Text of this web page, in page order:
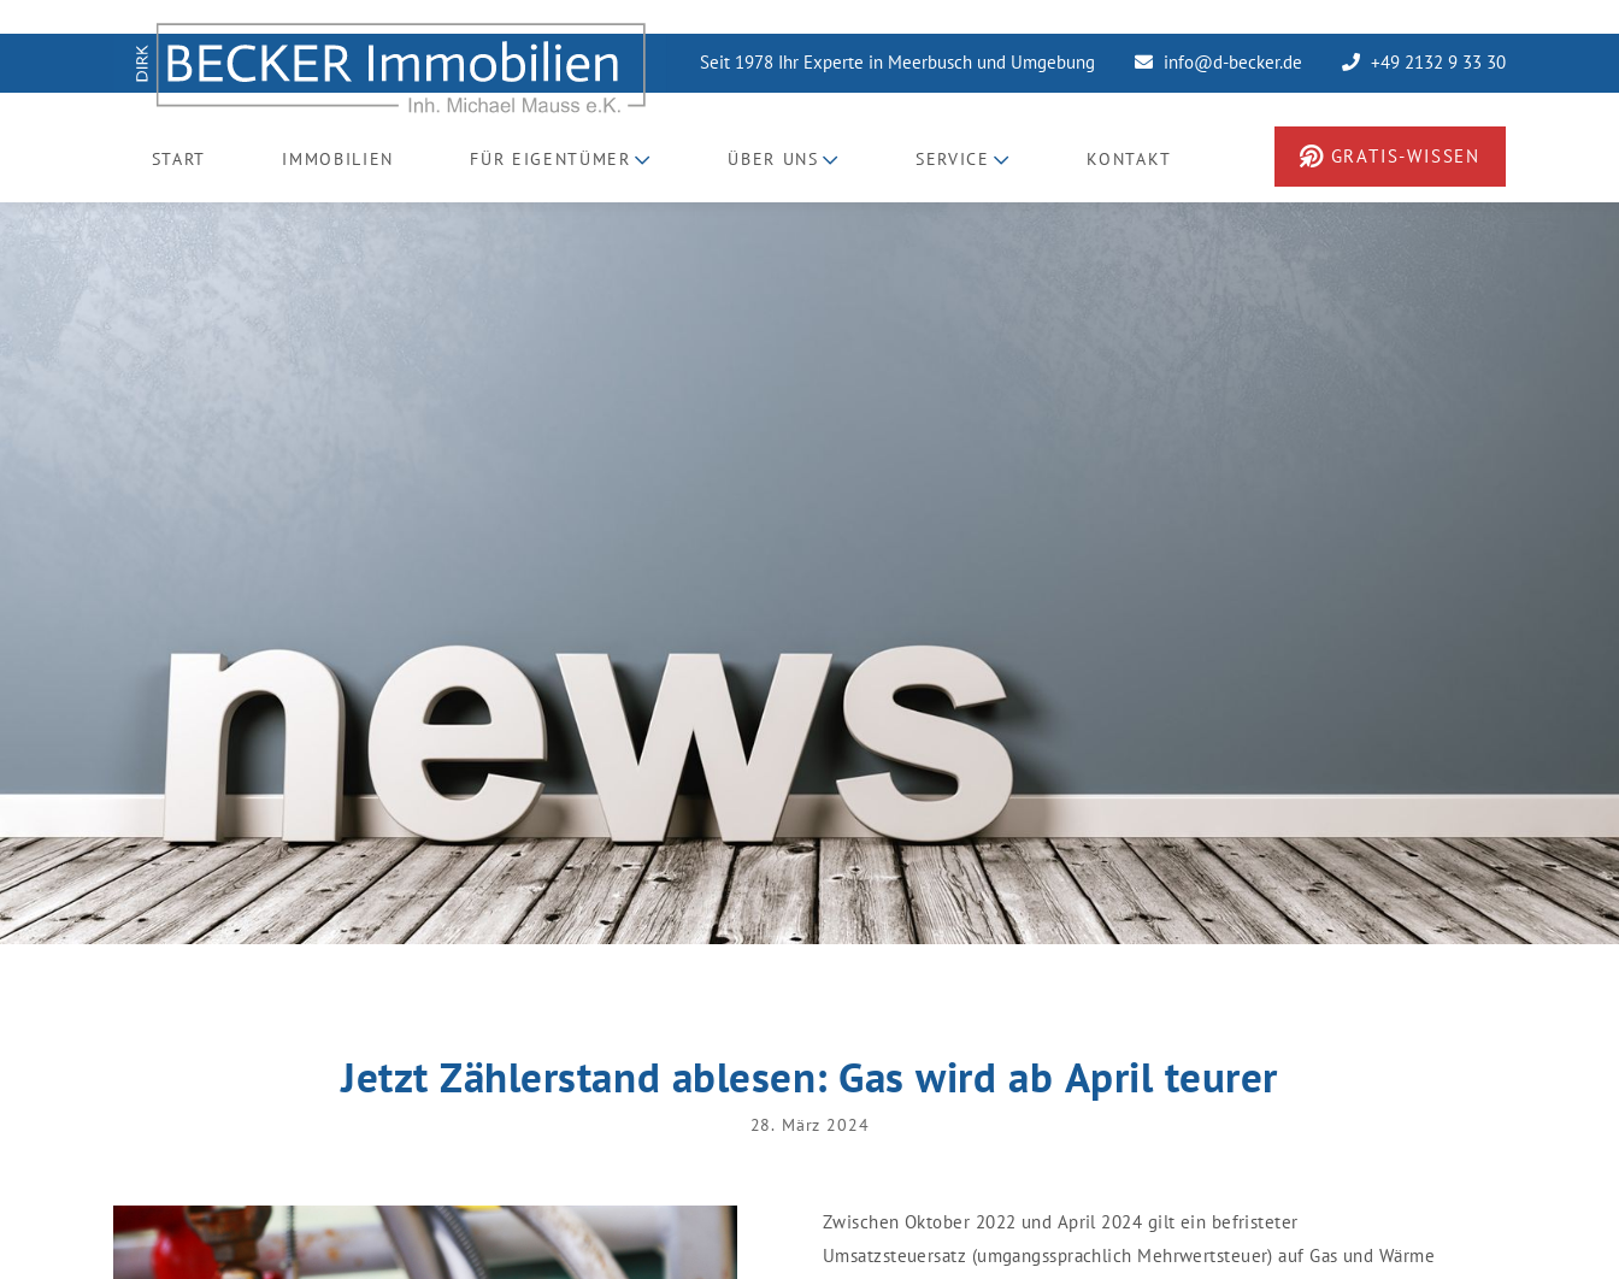
Seit 1978 Ihr Experte in Meerbusch und Umgebung info@d-becker.de +49 2132 9 33 30
START IMMOBILIEN FÜR EIGENTÜMER ÜBER UNS SERVICE KONTAKT GRATIS-WISSEN
Jetzt Zählerstand ablesen: Gas wird ab April teurer
28. März 2024
Zwischen Oktober 2022 und April 2024 gilt ein befristeter
Umsatzsteuersatz (umgangssprachlich Mehrwertsteuer) auf Gas und Wärme